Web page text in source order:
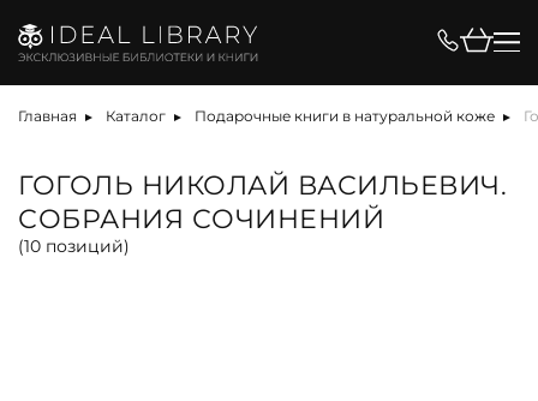
Главная Каталог Подарочные книги в натуральной коже
ГОГОЛЬ НИКОЛАЙ ВАСИЛЬЕВИЧ.
СОБРАНИЯ СОЧИНЕНИЙ
(10 позиций)
Цена, ₽
Вид